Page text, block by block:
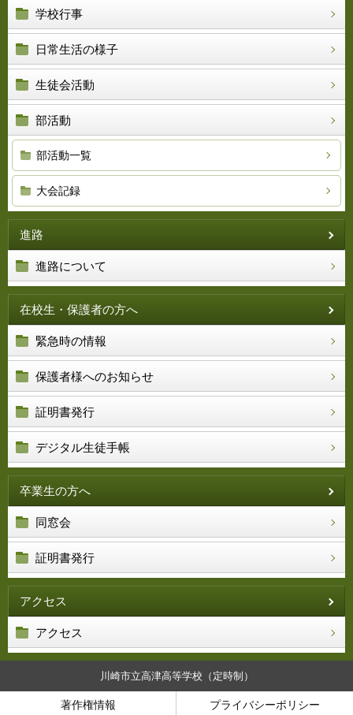
学校行事
日常生活の様子
生徒会活動
部活動
部活動一覧
大会記録
進路
進路について
在校生・保護者の方へ
緊急時の情報
保護者様へのお知らせ
証明書発行
デジタル生徒手帳
卒業生の方へ
同窓会
証明書発行
アクセス
アクセス
川崎市立高津高等学校（定時制）
著作権情報 プライバシーポリシー